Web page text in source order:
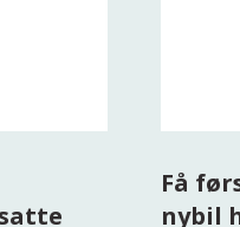
Få
nybil